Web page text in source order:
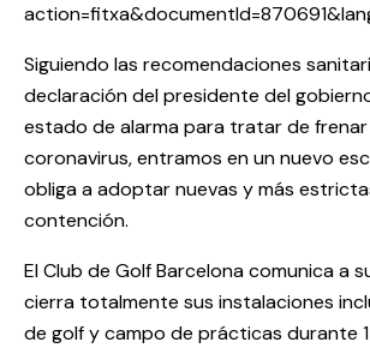
Siguiendo las recomendaciones
declaración del presidente del
estado de alarma para tratar de
coronavirus, entramos en un nuevo
obliga a adoptar nuevas y más
contención.
El Club de Golf Barcelona comunica a
cierra totalmente sus instalaciones
de golf y campo de prácticas durante